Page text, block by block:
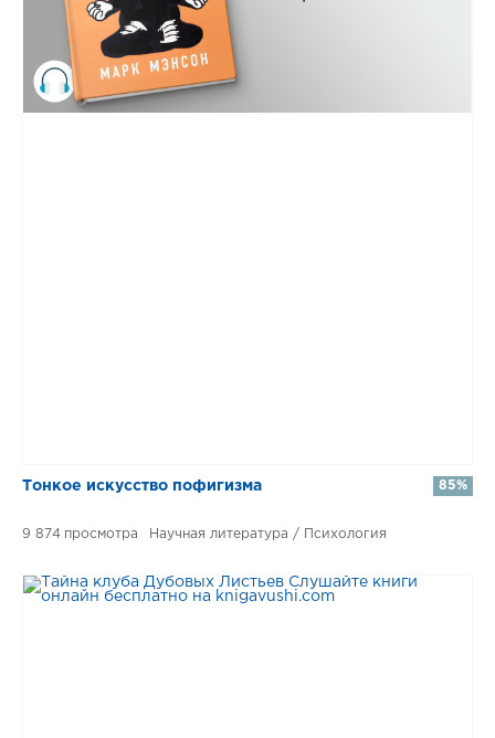
Тонкое искусство пофигизма
9 874 Научная литература / Психология
85%